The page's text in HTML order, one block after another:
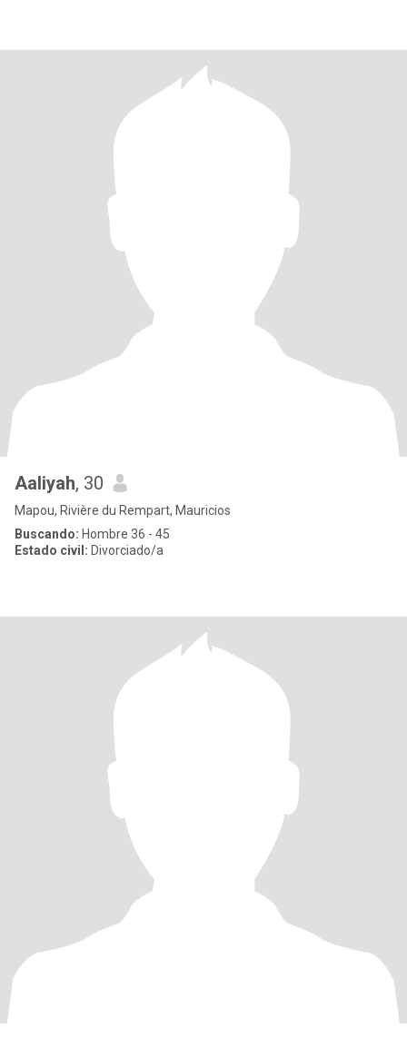
Aaliyah, 30
Mapou, Rivière du Rempart, Mauricios
Buscando: Hombre 36 - 45
Estado civil: Divorciado/a